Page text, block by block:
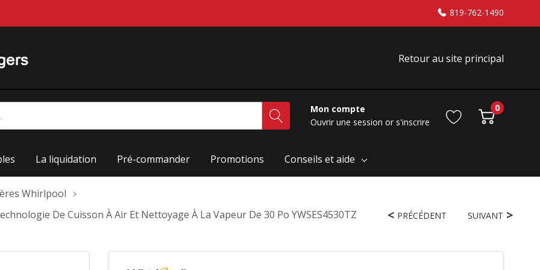
819-762-1490
Retour au site principal
Mon compte
Ouvrir une session or s'inscrire
0
La liquidation Pré-commander Promotions Conseils et aide
Whirlpool
De Cuisson À Air Et Nettoyage À La Vapeur De 30 Po YWSES4530TZ
PRÉCÉDENT SUIVANT